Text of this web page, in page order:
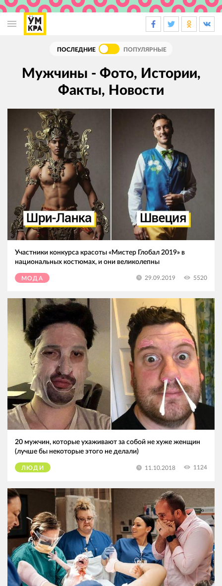
навигация
ПОСЛЕДНИЕ ПОПУЛЯРНЫЕ
Мужчины - Фото, Истории,
Факты, Новости
Участники конкурса красоты «Мистер Глобал 2019» в
национальных костюмах, и они великолепны
МОДА 29.09.2019 5520
20 мужчин, которые ухаживают за собой не хуже женщин
(лучше бы некоторые этого не делали)
ЛЮДИ 11.10.2018 1124